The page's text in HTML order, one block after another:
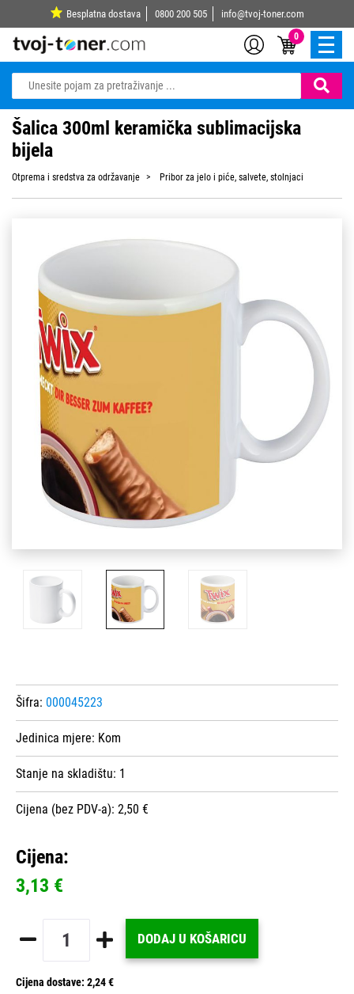
Besplatna dostava 0800 200 505 info@tvoj-toner.com
0
Šalica 300ml keramička sublimacijska
bijela
Otprema i sredstva za održavanje Pribor za jelo i piće, salvete, stolnjaci
Šifra: 000045223
Jedinica mjere: Kom
Stanje na skladištu: 1
Cijena (bez PDV-a): 2,50 €
Cijena:
3,13 €
DODAJ U KOŠARICU
Cijena dostave: 2,24 €